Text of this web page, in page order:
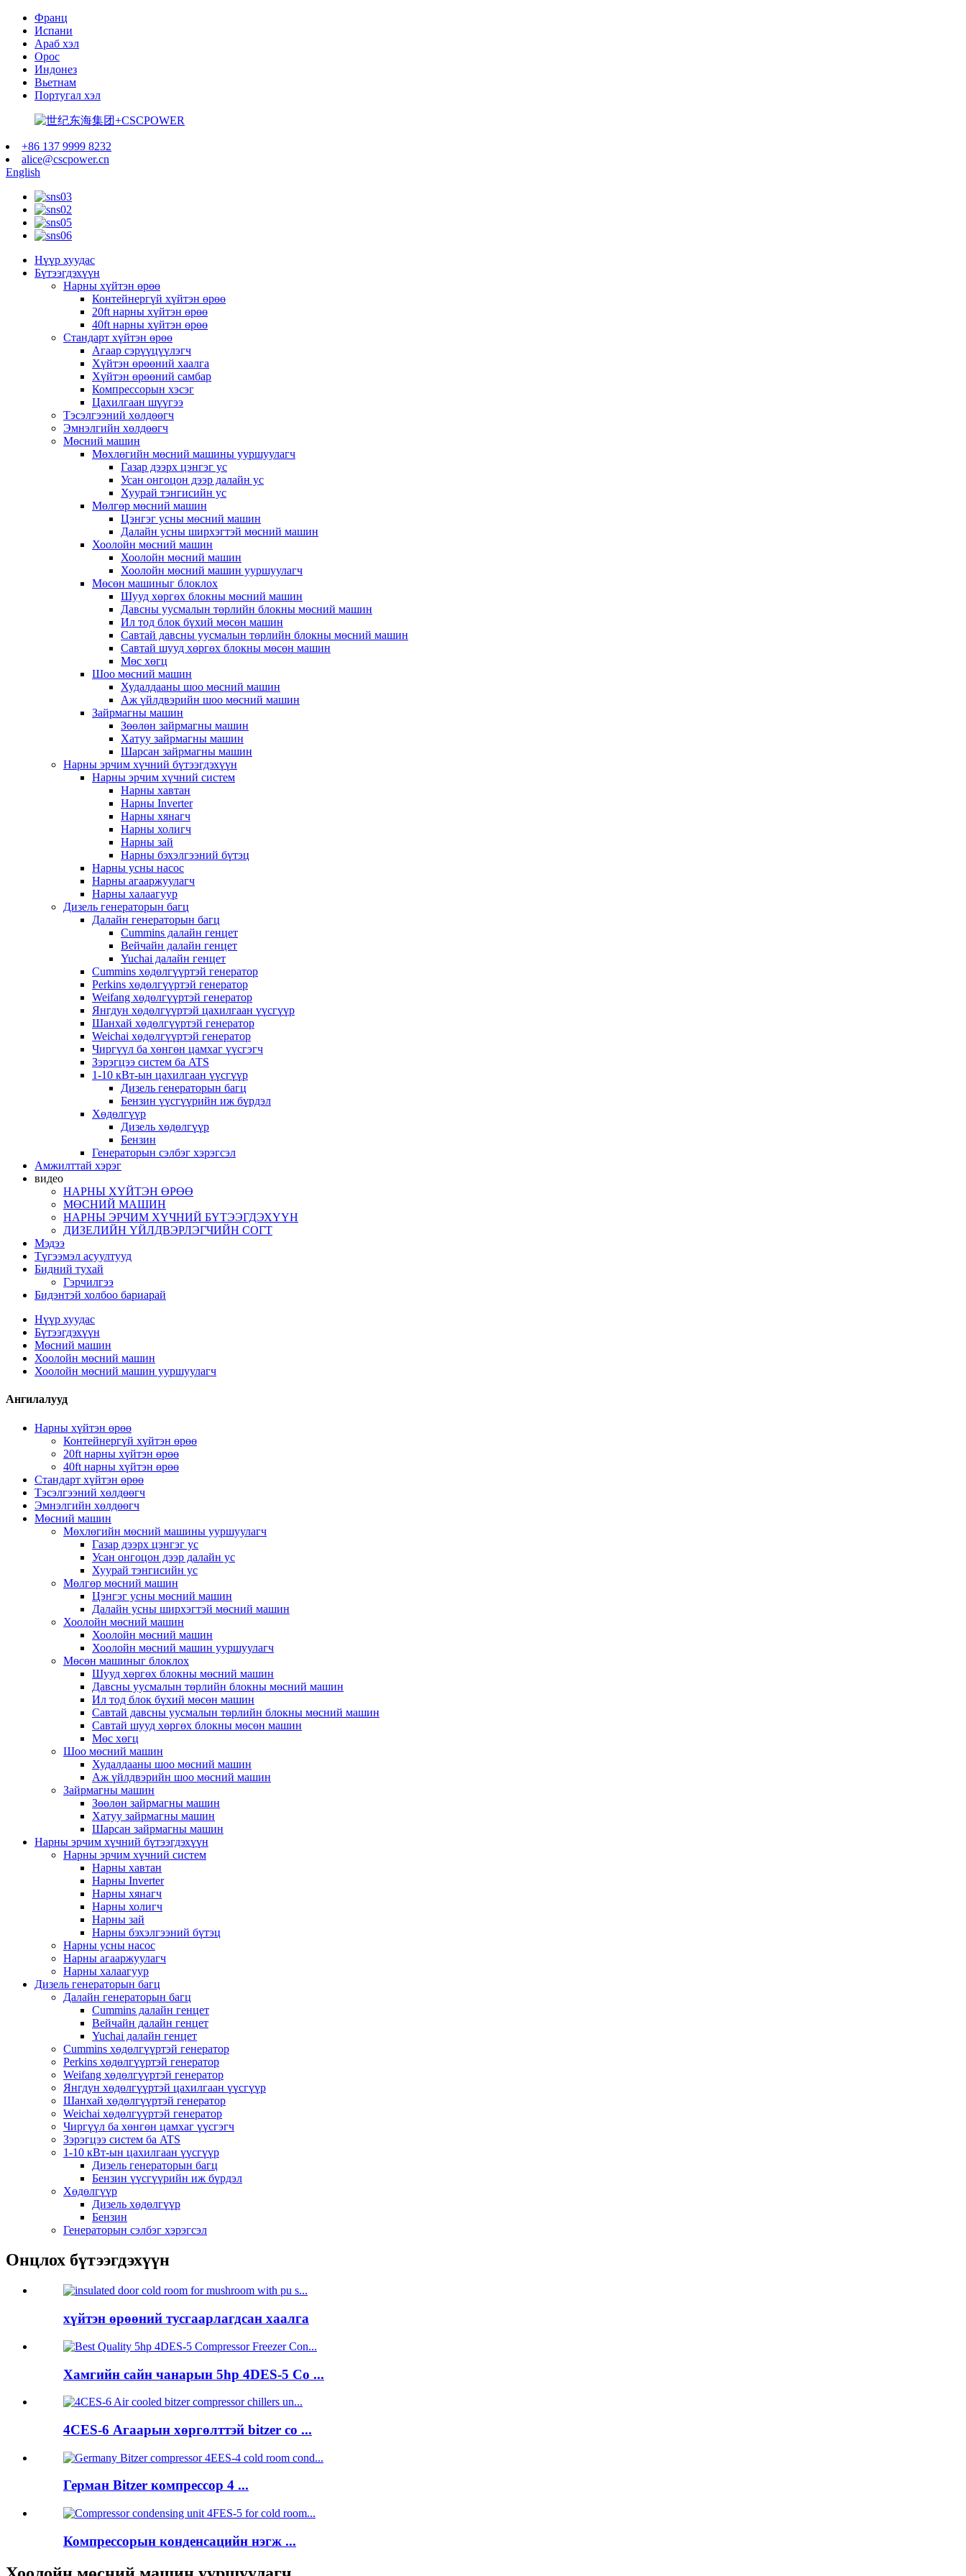
Франц
Испани
Араб хэл
Орос
Индонез
Вьетнам
Португал хэл
+86 137 9999 8232
alice@cscpower.cn
English
Нүүр хуудас
Бүтээгдэхүүн
Нарны хүйтэн өрөө
Контейнергүй хүйтэн өрөө
20ft нарны хүйтэн өрөө
40ft нарны хүйтэн өрөө
Стандарт хүйтэн өрөө
Агаар сэрүүцүүлэгч
Хүйтэн өрөөний хаалга
Хүйтэн өрөөний самбар
Компрессорын хэсэг
Цахилгаан шүүгээ
Тэсэлгээний хөлдөөгч
Эмнэлгийн хөлдөөгч
Мөсний машин
Мөхлөгийн мөсний машины ууршуулагч
Газар дээрх цэнгэг ус
Усан онгоцон дээр далайн ус
Хуурай тэнгисийн ус
Мөлгөр мөсний машин
Цэнгэг усны мөсний машин
Далайн усны ширхэгтэй мөсний машин
Хоолойн мөсний машин
Хоолойн мөсний машин
Хоолойн мөсний машин ууршуулагч
Мөсөн машиныг блоклох
Шууд хөргөх блокны мөсний машин
Давсны уусмалын төрлийн блокны мөсний машин
Ил тод блок бүхий мөсөн машин
Савтай давсны уусмалын төрлийн блокны мөсний машин
Савтай шууд хөргөх блокны мөсөн машин
Мөс хөгц
Шоо мөсний машин
Худалдааны шоо мөсний машин
Аж үйлдвэрийн шоо мөсний машин
Зайрмагны машин
Зөөлөн зайрмагны машин
Хатуу зайрмагны машин
Шарсан зайрмагны машин
Нарны эрчим хүчний бүтээгдэхүүн
Нарны эрчим хүчний систем
Нарны хавтан
Нарны Inverter
Нарны хянагч
Нарны холигч
Нарны зай
Нарны бэхэлгээний бүтэц
Нарны усны насос
Нарны агааржуулагч
Нарны халаагуур
Дизель генераторын багц
Далайн генераторын багц
Cummins далайн генцет
Вейчайн далайн генцет
Yuchai далайн генцет
Cummins хөдөлгүүртэй генератор
Perkins хөдөлгүүртэй генератор
Weifang хөдөлгүүртэй генератор
Янгдун хөдөлгүүртэй цахилгаан үүсгүүр
Шанхай хөдөлгүүртэй генератор
Weichai хөдөлгүүртэй генератор
Чиргүүл ба хөнгөн цамхаг үүсгэгч
Зэрэгцээ систем ба ATS
1-10 кВт-ын цахилгаан үүсгүүр
Дизель генераторын багц
Бензин үүсгүүрийн иж бүрдэл
Хөдөлгүүр
Дизель хөдөлгүүр
Бензин
Генераторын сэлбэг хэрэгсэл
Амжилттай хэрэг
видео
НАРНЫ ХҮЙТЭН ӨРӨӨ
МӨСНИЙ МАШИН
НАРНЫ ЭРЧИМ ХҮЧНИЙ БҮТЭЭГДЭХҮҮН
ДИЗЕЛИЙН ҮЙЛДВЭРЛЭГЧИЙН СОГТ
Мэдээ
Түгээмэл асуултууд
Бидний тухай
Гэрчилгээ
Бидэнтэй холбоо бариарай
Нүүр хуудас
Бүтээгдэхүүн
Мөсний машин
Хоолойн мөсний машин
Хоолойн мөсний машин ууршуулагч
Ангилалууд
Нарны хүйтэн өрөө
Контейнергүй хүйтэн өрөө
20ft нарны хүйтэн өрөө
40ft нарны хүйтэн өрөө
Стандарт хүйтэн өрөө
Тэсэлгээний хөлдөөгч
Эмнэлгийн хөлдөөгч
Мөсний машин
Мөхлөгийн мөсний машины ууршуулагч
Газар дээрх цэнгэг ус
Усан онгоцон дээр далайн ус
Хуурай тэнгисийн ус
Мөлгөр мөсний машин
Цэнгэг усны мөсний машин
Далайн усны ширхэгтэй мөсний машин
Хоолойн мөсний машин
Хоолойн мөсний машин
Хоолойн мөсний машин ууршуулагч
Мөсөн машиныг блоклох
Шууд хөргөх блокны мөсний машин
Давсны уусмалын төрлийн блокны мөсний машин
Ил тод блок бүхий мөсөн машин
Савтай давсны уусмалын төрлийн блокны мөсний машин
Савтай шууд хөргөх блокны мөсөн машин
Мөс хөгц
Шоо мөсний машин
Худалдааны шоо мөсний машин
Аж үйлдвэрийн шоо мөсний машин
Зайрмагны машин
Зөөлөн зайрмагны машин
Хатуу зайрмагны машин
Шарсан зайрмагны машин
Нарны эрчим хүчний бүтээгдэхүүн
Нарны эрчим хүчний систем
Нарны хавтан
Нарны Inverter
Нарны хянагч
Нарны холигч
Нарны зай
Нарны бэхэлгээний бүтэц
Нарны усны насос
Нарны агааржуулагч
Нарны халаагуур
Дизель генераторын багц
Далайн генераторын багц
Cummins далайн генцет
Вейчайн далайн генцет
Yuchai далайн генцет
Cummins хөдөлгүүртэй генератор
Perkins хөдөлгүүртэй генератор
Weifang хөдөлгүүртэй генератор
Янгдун хөдөлгүүртэй цахилгаан үүсгүүр
Шанхай хөдөлгүүртэй генератор
Weichai хөдөлгүүртэй генератор
Чиргүүл ба хөнгөн цамхаг үүсгэгч
Зэрэгцээ систем ба ATS
1-10 кВт-ын цахилгаан үүсгүүр
Дизель генераторын багц
Бензин үүсгүүрийн иж бүрдэл
Хөдөлгүүр
Дизель хөдөлгүүр
Бензин
Генераторын сэлбэг хэрэгсэл
Онцлох бүтээгдэхүүн
хүйтэн өрөөний тусгаарлагдсан хаалга
Хамгийн сайн чанарын 5hp 4DES-5 Co ...
4CES-6 Агаарын хөргөлттэй bitzer co ...
Герман Bitzer компрессор 4 ...
Компрессорын конденсацийн нэгж ...